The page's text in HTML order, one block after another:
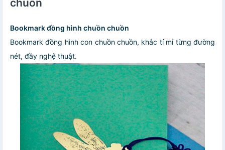
chuồn
Bookmark đồng hình chuồn chuồn
Bookmark đồng hình con chuồn chuồn, khắc tỉ mỉ từng đường
nét, đầy nghệ thuật.